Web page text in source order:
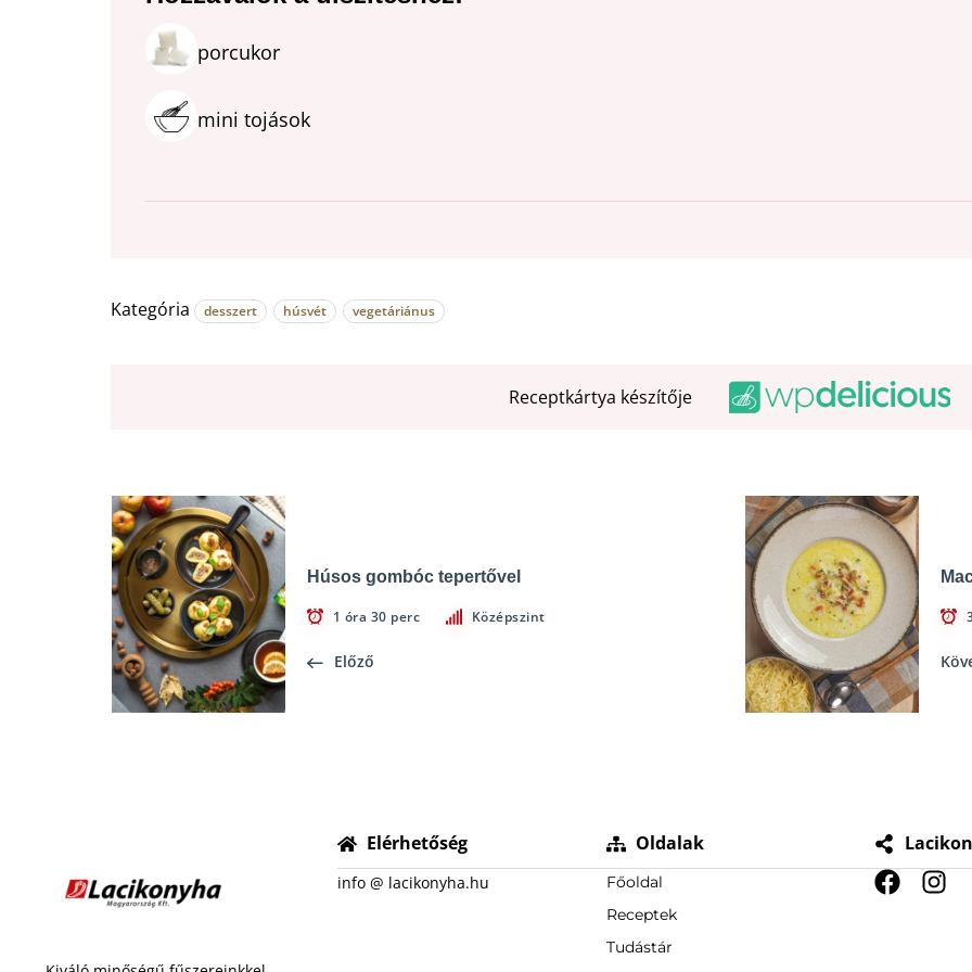
porcukor
mini tojások
Kategória desszert húsvét vegetáriánus
Receptkártya készítője
Húsos gombóc tepertővel
1 óra 30 perc Középszint
Előző
Elérhetőség
info @ lacikonyha.hu
Oldalak
Főoldal
Receptek
Tudástár